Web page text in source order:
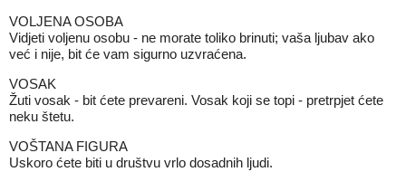
VOLJENA OSOBA
Vidjeti voljenu osobu - ne morate toliko brinuti; vaša ljubav ako
već i nije, bit će vam sigurno uzvraćena.
VOSAK
Žuti vosak - bit ćete prevareni. Vosak koji se topi - pretrpjet ćete
neku štetu.
VOŠTANA FIGURA
Uskoro ćete biti u društvu vrlo dosadnih ljudi.